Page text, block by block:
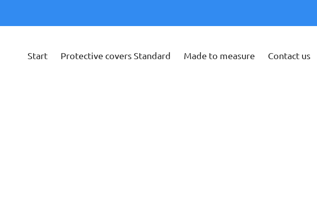
Start Protective covers Standard Made to measure Contact us